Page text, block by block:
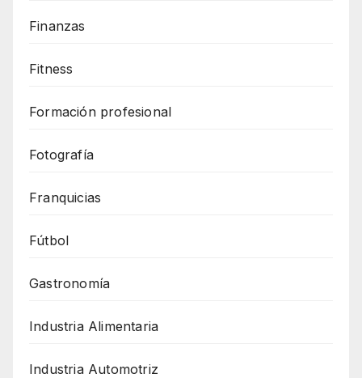
Finanzas
Fitness
Formación profesional
Fotografía
Franquicias
Fútbol
Gastronomía
Industria Alimentaria
Industria Automotriz